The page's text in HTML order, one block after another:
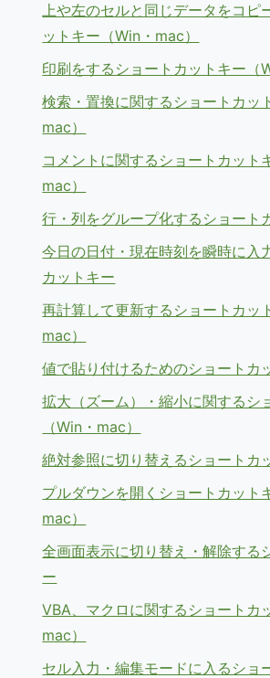
上や左のセルと同じデータをコピ
ットキー（Win・mac）
印刷をするショートカットキー（
検索・置換に関するショートカッ
mac）
コメントに関するショートカット
mac）
行・列をグループ化するショート
今日の日付・現在時刻を瞬時に入
カットキー
再計算して更新するショートカッ
mac）
値で貼り付けるためのショートカ
拡大（ズーム）・縮小に関するシ
（Win・mac）
絶対参照に切り替えるショートカ
プルダウンを開くショートカット
mac）
全画面表示に切り替え・解除する
ー
VBA、マクロに関するショートカ
mac）
セル入力・編集モードに入るショ